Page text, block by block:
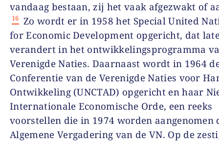
vandaag bestaan, zij het vaak afgezwakt of
16 Zo wordt er in 1958 het Special United
for Economic Development opgericht, dat
verandert in het ontwikkelingsprogramma
Verenigde Naties. Daarnaast wordt in 1964
Conferentie van de Verenigde Naties voor
Ontwikkeling (UNCTAD) opgericht en haar
Internationale Economische Orde, een reeks
voorstellen die in 1974 worden aangenomen
Algemene Vergadering van de VN. Op de